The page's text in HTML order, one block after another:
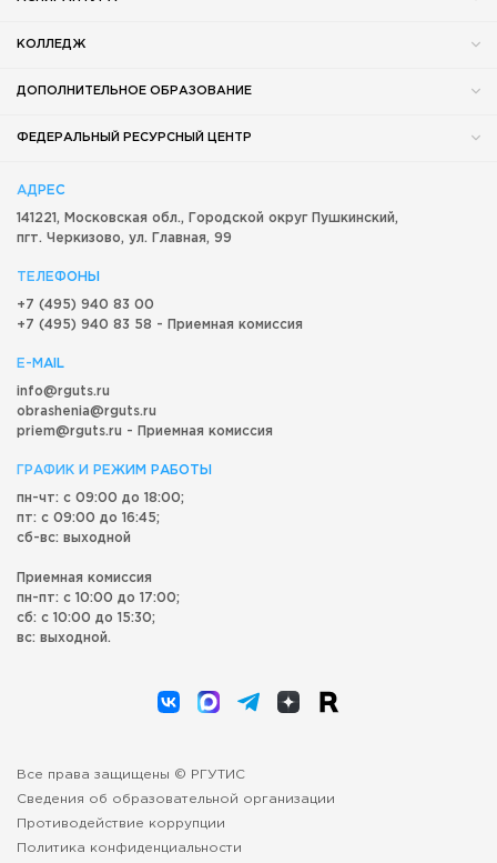
КОЛЛЕДЖ
ДОПОЛНИТЕЛЬНОЕ ОБРАЗОВАНИЕ
ФЕДЕРАЛЬНЫЙ РЕСУРСНЫЙ ЦЕНТР
АДРЕС
141221, Московская обл., Городской округ Пушкинский,
пгт. Черкизово, ул. Главная, 99
ТЕЛЕФОНЫ
+7 (495) 940 83 00
+7 (495) 940 83 58 - Приемная комиссия
E-MAIL
info@rguts.ru
obrashenia@rguts.ru
priem@rguts.ru - Приемная комиссия
ГРАФИК И РЕЖИМ РАБОТЫ
пн-чт: с 09:00 до 18:00;
пт: с 09:00 до 16:45;
сб-вс: выходной
Приемная комиссия
пн-пт: с 10:00 до 17:00;
сб: с 10:00 до 15:30;
вс: выходной.
Все права защищены © РГУТИС
Сведения об образовательной организации
Противодействие коррупции
Политика конфиденциальности